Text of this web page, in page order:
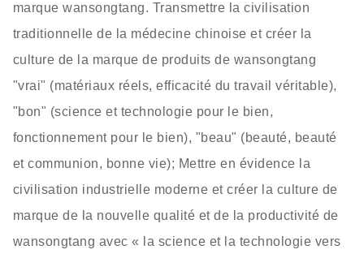
marque wansongtang. Transmettre la civilisation
traditionnelle de la médecine chinoise et créer la
culture de la marque de produits de wansongtang
"vrai" (matériaux réels, efficacité du travail véritable),
"bon" (science et technologie pour le bien,
fonctionnement pour le bien), "beau" (beauté, beauté
et communion, bonne vie); Mettre en évidence la
civilisation industrielle moderne et créer la culture de
marque de la nouvelle qualité et de la productivité de
wansongtang avec « la science et la technologie vers